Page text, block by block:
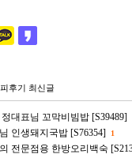
후기 최신글
대표님 꼬막비빔밥 [S39489]
인생돼지국밥 [S76354] 1
전문점용 한방오리백숙